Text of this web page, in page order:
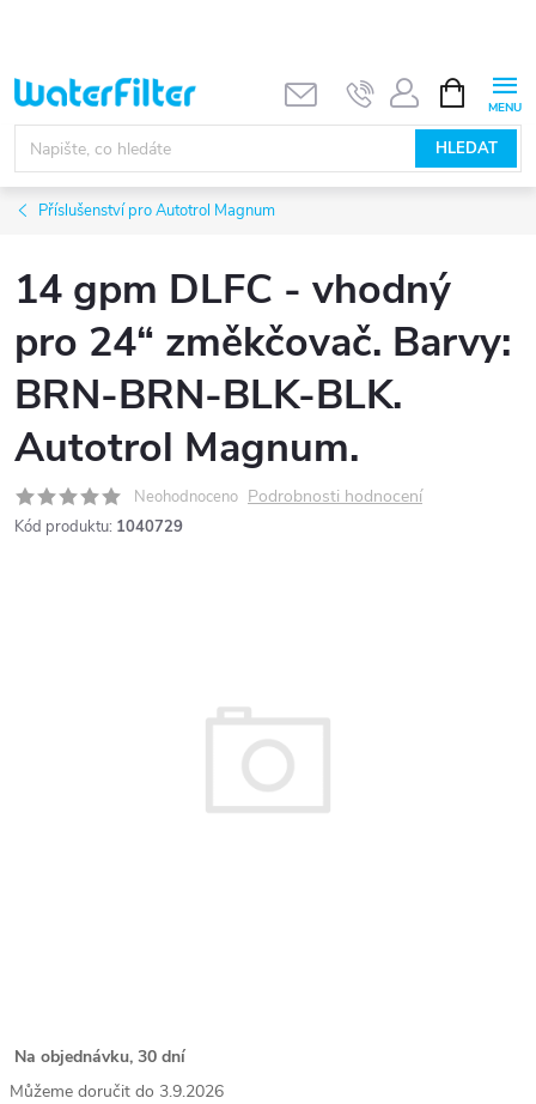
obsah
HLEDAT
NÁKUPNÍ
KOŠÍK
Příslušenství pro Autotrol Magnum
14 gpm DLFC - vhodný
pro 24“ změkčovač. Barvy:
BRN-BRN-BLK-BLK.
Autotrol Magnum.
Neohodnoceno Podrobnosti hodnocení
Kód produktu: 1040729
Na objednávku, 30 dní
3.9.2026